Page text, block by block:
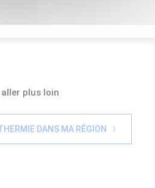
plus loin
DANS MA RÉGION